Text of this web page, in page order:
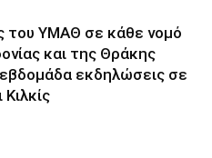
του ΥΜΑΘ σε κάθε νομό
και της Θράκης
εκδηλώσεις σε